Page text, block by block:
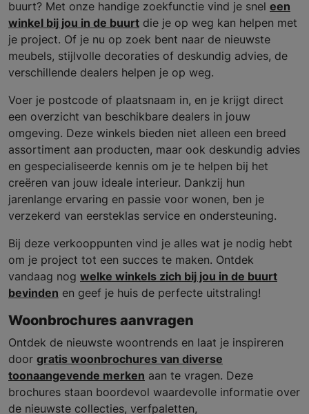
buurt? Met onze handige zoekfunctie vind je snel een
winkel bij jou in de buurt die je op weg kan helpen met
je project. Of je nu op zoek bent naar de nieuwste
meubels, stijlvolle decoraties of deskundig advies, de
verschillende dealers helpen je op weg.
Voer je postcode of plaatsnaam in, en je krijgt direct
een overzicht van beschikbare dealers in jouw
omgeving. Deze winkels bieden niet alleen een breed
assortiment aan producten, maar ook deskundig advies
en gespecialiseerde kennis om je te helpen bij het
creëren van jouw ideale interieur. Dankzij hun
jarenlange ervaring en passie voor wonen, ben je
verzekerd van eersteklas service en ondersteuning.
Bij deze verkooppunten vind je alles wat je nodig hebt
om je project tot een succes te maken. Ontdek
vandaag nog welke winkels zich bij jou in de buurt
bevinden en geef je huis de perfecte uitstraling!
Woonbrochures aanvragen
Ontdek de nieuwste woontrends en laat je inspireren
door gratis woonbrochures van diverse
toonaangevende merken aan te vragen. Deze
brochures staan boordevol waardevolle informatie over
de nieuwste collecties, verfpaletten,